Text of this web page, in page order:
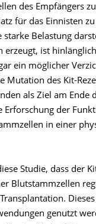
des Empfängers
für das Einnisten
starke Belastung
erzeugt, ist
ein möglicher
Mutation des Kit-
als Ziel am Ende
Erforschung der
in einer
Studie, dass der
Blutstammzellen
genutzt